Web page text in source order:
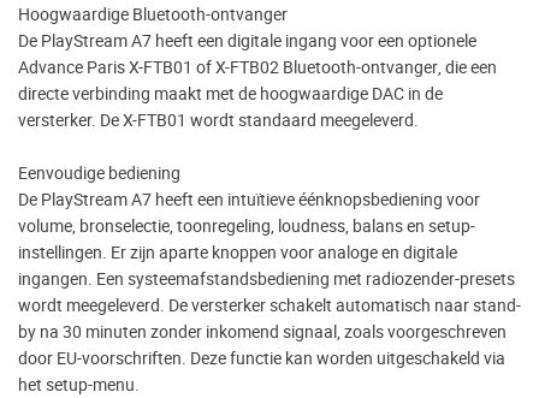
Hoogwaardige Bluetooth-ontvanger
De PlayStream A7 heeft een digitale ingang voor een optionele
Advance Paris X-FTB01 of X-FTB02 Bluetooth-ontvanger, die een
directe verbinding maakt met de hoogwaardige DAC in de
versterker. De X-FTB01 wordt standaard meegeleverd.
Eenvoudige bediening
De PlayStream A7 heeft een intuïtieve éénknopsbediening voor
volume, bronselectie, toonregeling, loudness, balans en setup-
instellingen. Er zijn aparte knoppen voor analoge en digitale
ingangen. Een systeemafstandsbediening met radiozender-presets
wordt meegeleverd. De versterker schakelt automatisch naar stand-
by na 30 minuten zonder inkomend signaal, zoals voorgeschreven
door EU-voorschriften. Deze functie kan worden uitgeschakeld via
het setup-menu.